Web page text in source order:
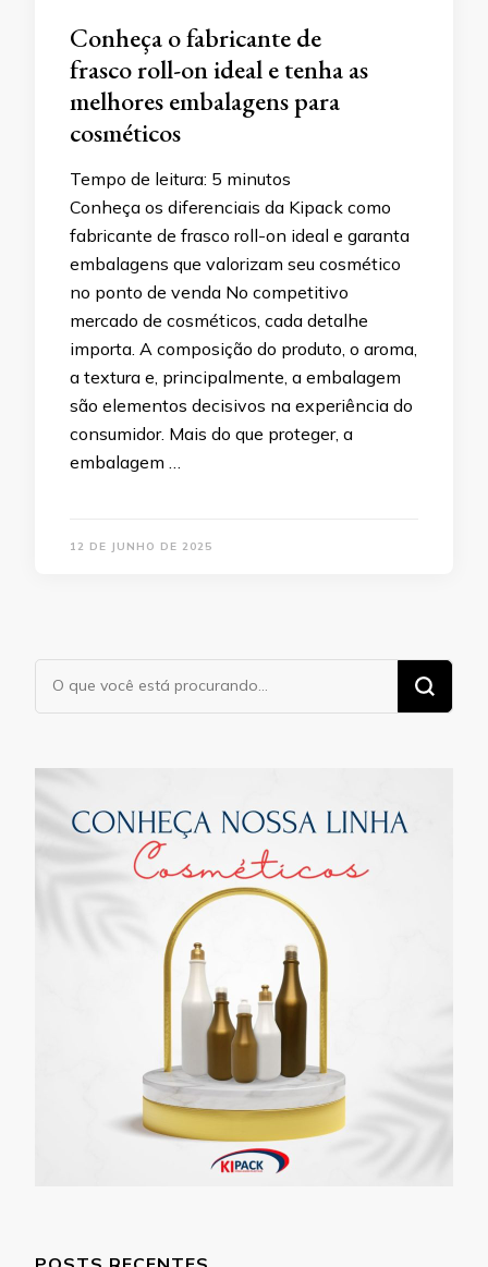
Conheça o fabricante de
frasco roll-on ideal e tenha as
melhores embalagens para
cosméticos
Tempo de leitura: 5 minutos
Conheça os diferenciais da Kipack como
fabricante de frasco roll-on ideal e garanta
embalagens que valorizam seu cosmético
no ponto de venda No competitivo
mercado de cosméticos, cada detalhe
importa. A composição do produto, o aroma,
a textura e, principalmente, a embalagem
são elementos decisivos na experiência do
consumidor. Mais do que proteger, a
embalagem …
12 DE JUNHO DE 2025
Procurando
algo?